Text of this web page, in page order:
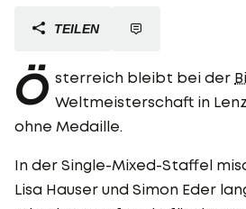
TEILEN
Ö sterreich bleibt bei der
Weltmeisterschaft in
ohne Medaille.
In der Single-Mixed-Staffel
Lisa Hauser und Simon Eder